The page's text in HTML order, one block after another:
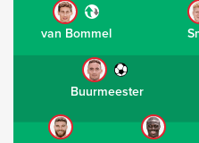
Buurmeester
van Bommel